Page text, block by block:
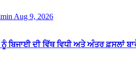
Aug 9, 2026
ਬਿਜਾਈ ਦੀ ਵਿੱਥ ਵਿਧੀ ਅਤੇ ਅੰਤਰ ਫ਼ਸਲਾਂ